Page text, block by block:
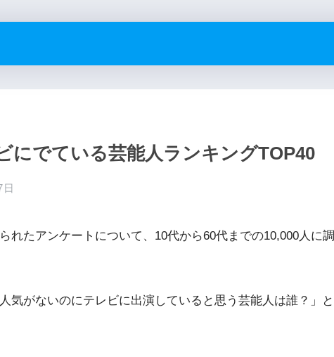
にでている芸能人ランキングTOP40
れたアンケートについて、10代から60代までの10,000人に調
気がないのにテレビに出演していると思う芸能人は誰？」と